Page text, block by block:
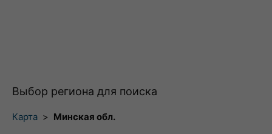
Выбор региона для поиска
Карта > Минская обл.